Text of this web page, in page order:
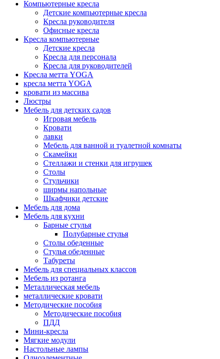
Компьютерные кресла
Детские компьютерные кресла
Кресла руководителя
Офисные кресла
Кресла компьютерные
Детские кресла
Кресла для персонала
Кресла для руководителей
Кресла метта YOGA
кресла метта YOGA
кровати из массива
Люстры
Мебель для детских садов
Игровая мебель
Кровати
лавки
Мебель для ванной и туалетной комнаты
Скамейки
Стеллажи и стенки для игрушек
Столы
Стульчики
ширмы напольные
Шкафчики детские
Мебель для дома
Мебель для кухни
Барные стулья
Полубарные стулья
Столы обеденные
Стулья обеденные
Табуреты
Мебель для специальных классов
Мебель из ротанга
Металлическая мебель
металлические кровати
Методические пособия
Методические пособия
ПДД
Мини-кресла
Мягкие модули
Настольные лампы